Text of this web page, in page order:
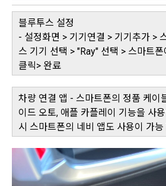
블루투스 설정
- 설정화면 > 기기연결 > 기기추가 >
스 기기 선택 > "Ray" 선택 > 스마트
클릭> 완료
차량 연결 앱 - 스마트폰의 정품 케이
이드 오토, 애플 카플레이 기능을 사
시 스마트폰의 네비 앱도 사용이 가능